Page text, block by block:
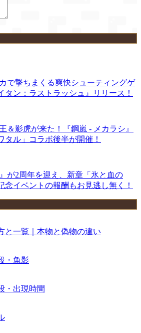
で撃ちまくる爽快シューティングゲ
タン：ラストラッシュ』リリース！
＆影虎が来た！『鋼嵐 - メカラシ』
タル」コラボ後半が開催！
が2周年を迎え、新章「氷と血の
念イベントの報酬もお見逃し無く！
と一覧｜本物と偽物の違い
・魚影
・出現時間